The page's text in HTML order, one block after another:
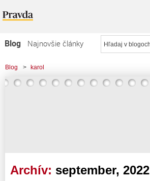
Blog
Najnovšie články
Najčítanejšie články
Najkomentovanejšie články
Blog > karol
Archív: september, 2022